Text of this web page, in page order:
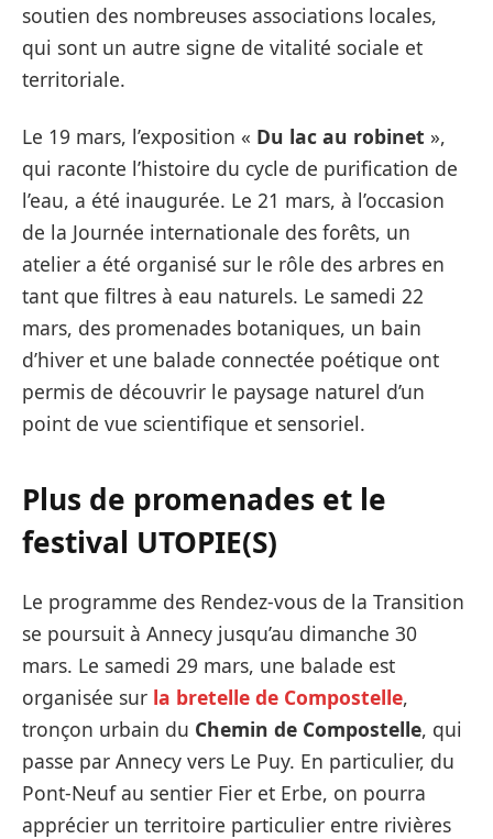
soutien des nombreuses associations locales,
qui sont un autre signe de vitalité sociale et
territoriale.
Le 19 mars, l’exposition « Du lac au robinet »,
qui raconte l’histoire du cycle de purification de
l’eau, a été inaugurée. Le 21 mars, à l’occasion
de la Journée internationale des forêts, un
atelier a été organisé sur le rôle des arbres en
tant que filtres à eau naturels. Le samedi 22
mars, des promenades botaniques, un bain
d’hiver et une balade connectée poétique ont
permis de découvrir le paysage naturel d’un
point de vue scientifique et sensoriel.
Plus de promenades et le
festival UTOPIE(S)
Le programme des Rendez-vous de la Transition
se poursuit à Annecy jusqu’au dimanche 30
mars. Le samedi 29 mars, une balade est
organisée sur la bretelle de Compostelle,
tronçon urbain du Chemin de Compostelle, qui
passe par Annecy vers Le Puy. En particulier, du
Pont-Neuf au sentier Fier et Erbe, on pourra
apprécier un territoire particulier entre rivières